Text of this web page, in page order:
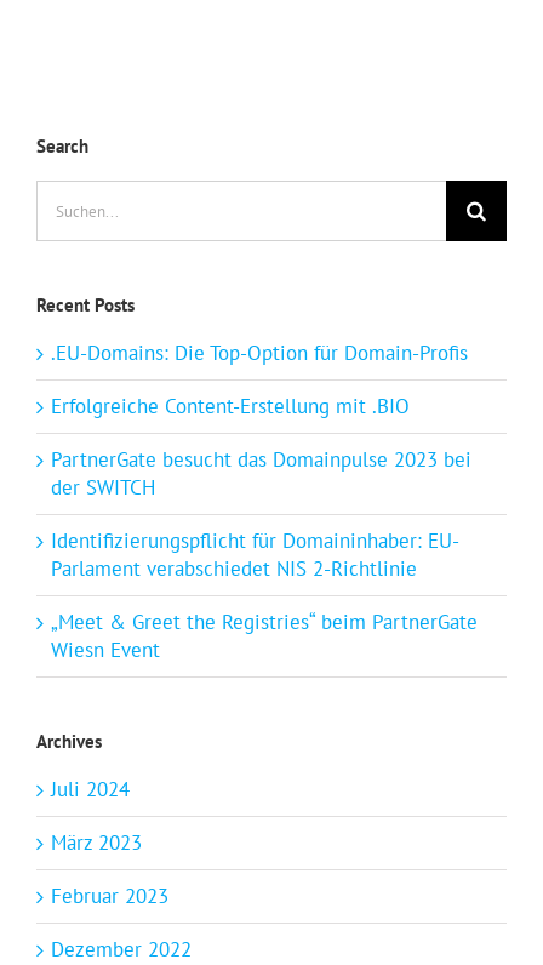
Search
nach:
Recent Posts
.EU-Domains: Die Top-Option für Domain-Profis
Erfolgreiche Content-Erstellung mit .BIO
PartnerGate besucht das Domainpulse 2023 bei
der SWITCH
Identifizierungspflicht für Domaininhaber: EU-
Parlament verabschiedet NIS 2-Richtlinie
„Meet & Greet the Registries“ beim PartnerGate
Wiesn Event
Archives
Juli 2024
März 2023
Februar 2023
Dezember 2022